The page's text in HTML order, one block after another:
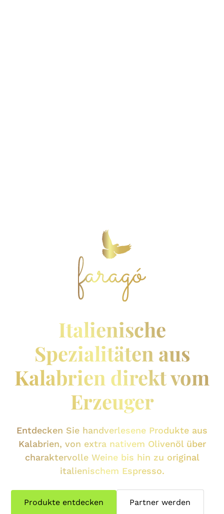
Italienische
Spezialitäten aus
Kalabrien direkt vom
Erzeuger
Entdecken Sie handverlesene Produkte aus
Kalabrien, von extra nativem Olivenöl über
charaktervolle Weine bis hin zu original
italienischem Espresso.
Produkte entdecken Partner werden